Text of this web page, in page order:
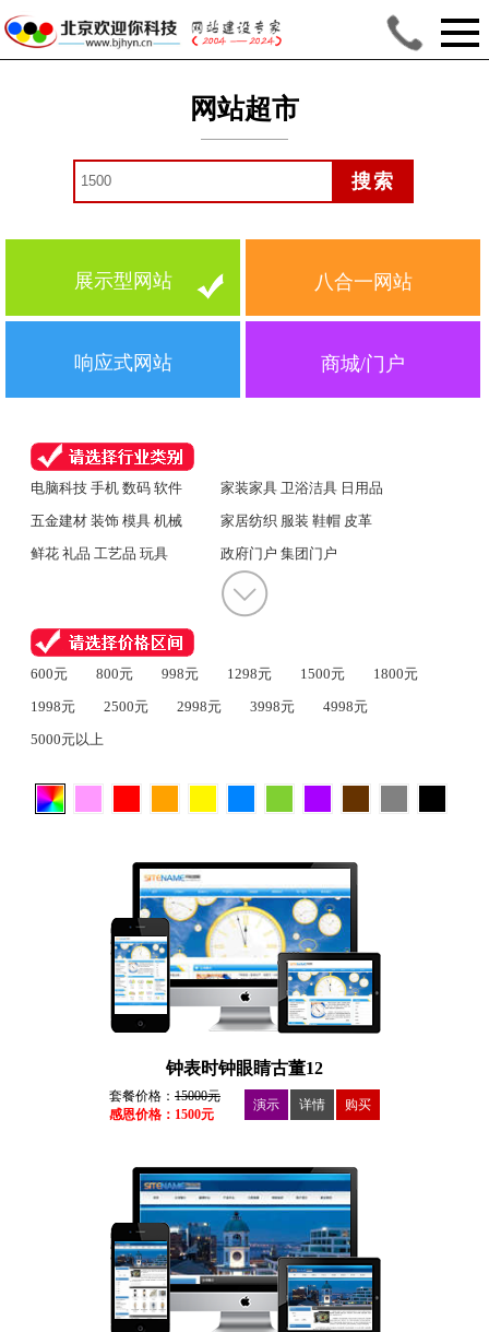
网站超市
展示型网站 八合一网站
响应式网站 商城/门户
电脑科技 手机 数码 软件
家装家具 卫浴洁具 日用品
五金建材 装饰 模具 机械
家居纺织 服装 鞋帽 皮革
鲜花 礼品 工艺品 玩具
政府门户 集团门户
600元 800元 998元 1298元 1500元
1800元
1998元
2500元 2998元 3998元
4998元
5000元以上
钟表时钟眼睛古董12
套餐价格： 15000元
感恩价格：1500元
演示 详情 购买